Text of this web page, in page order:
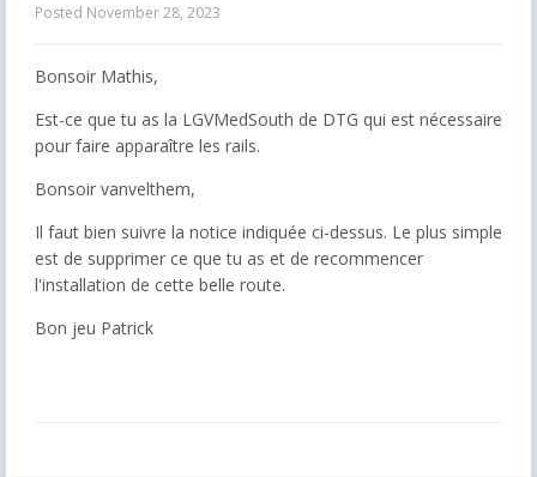
Posted November 28, 2023
Bonsoir Mathis,
Est-ce que tu as la LGVMedSouth de DTG qui est nécessaire
pour faire apparaître les rails.
Bonsoir vanvelthem,
Il faut bien suivre la notice indiquée ci-dessus. Le plus simple
est de supprimer ce que tu as et de recommencer
l'installation de cette belle route.
Bon jeu Patrick